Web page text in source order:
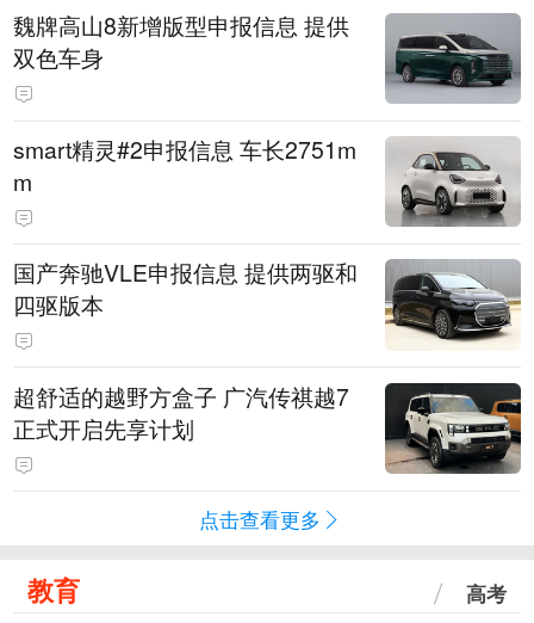
魏牌高山8新增版型申报信息 提供
双色车身
smart精灵#2申报信息 车长2751m
m
国产奔驰VLE申报信息 提供两驱和
四驱版本
超舒适的越野方盒子 广汽传祺越7
正式开启先享计划
点击查看更多
教育 高考